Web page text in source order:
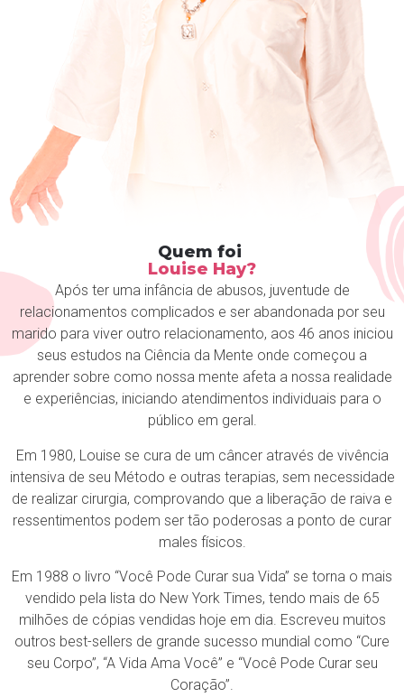
Quem foi
Louise Hay?
Após ter uma infância de abusos, juventude de
relacionamentos complicados e ser abandonada por seu
marido para viver outro relacionamento, aos 46 anos iniciou
seus estudos na Ciência da Mente onde começou a
aprender sobre como nossa mente afeta a nossa realidade
e experiências, iniciando atendimentos individuais para o
público em geral.
Em 1980, Louise se cura de um câncer através de vivência
intensiva de seu Método e outras terapias, sem necessidade
de realizar cirurgia, comprovando que a liberação de raiva e
ressentimentos podem ser tão poderosas a ponto de curar
males físicos.
Em 1988 o livro “Você Pode Curar sua Vida” se torna o mais
vendido pela lista do New York Times, tendo mais de 65
milhões de cópias vendidas hoje em dia. Escreveu muitos
outros best-sellers de grande sucesso mundial como “Cure
seu Corpo”, “A Vida Ama Você” e “Você Pode Curar seu
Coração”.